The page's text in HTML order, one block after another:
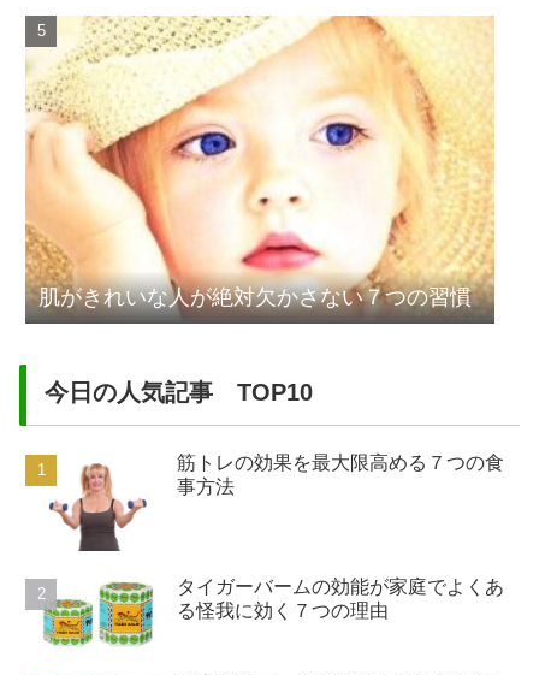
肌がきれいな人が絶対欠かさない７つの習慣
今日の人気記事 TOP10
筋トレの効果を最大限高める７つの食
事方法
タイガーバームの効能が家庭でよくあ
る怪我に効く７つの理由